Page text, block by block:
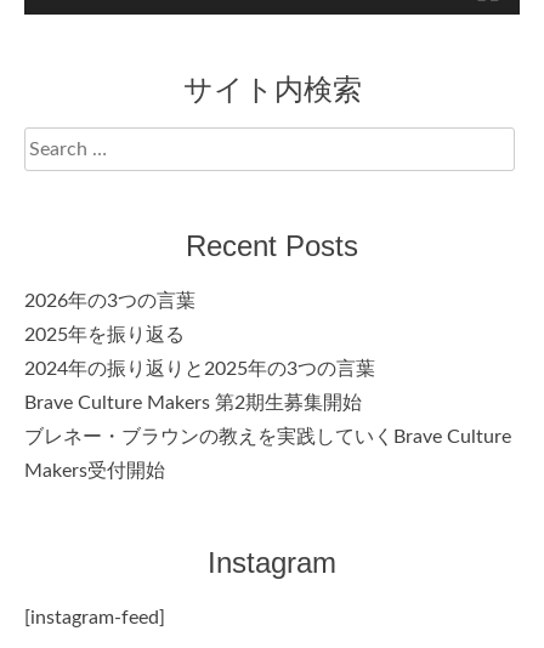
サイト内検索
Search
for:
Recent Posts
2026年の3つの言葉
2025年を振り返る
2024年の振り返りと2025年の3つの言葉
Brave Culture Makers 第2期生募集開始
ブレネー・ブラウンの教えを実践していくBrave Culture
Makers受付開始
Instagram
[instagram-feed]